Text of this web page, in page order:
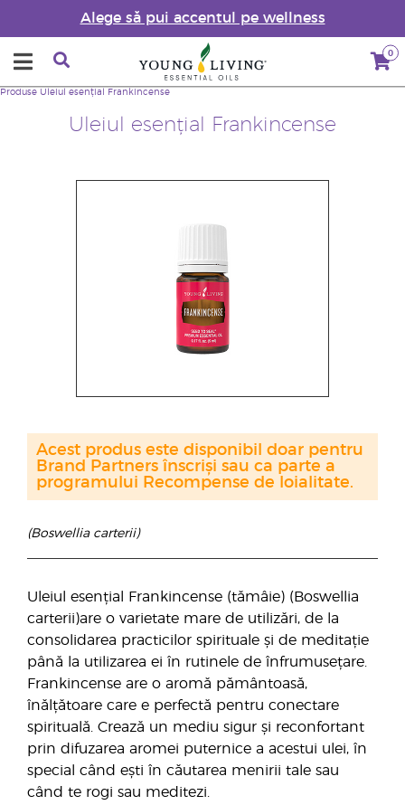
Alege să pui accentul pe wellness
0
Uleiul esențial Frankincense
Produse Uleiul esențial Frankincense
(Boswellia carterii)
Uleiul esențial Frankincense (tămâie) (Boswellia
carterii)are o varietate mare de utilizări, de la
consolidarea practicilor spirituale și de meditație
până la utilizarea ei în rutinele de înfrumusețare.
Frankincense are o aromă pământoasă,
înălțătoare care e perfectă pentru conectare
spirituală. Crează un mediu sigur și reconfortant
prin difuzarea aromei puternice a acestui ulei, în
special când ești în căutarea menirii tale sau
când te rogi sau meditezi.
Acest produs este disponibil doar pentru
Brand Partners înscriși sau ca parte a
programului Recompense de loialitate.